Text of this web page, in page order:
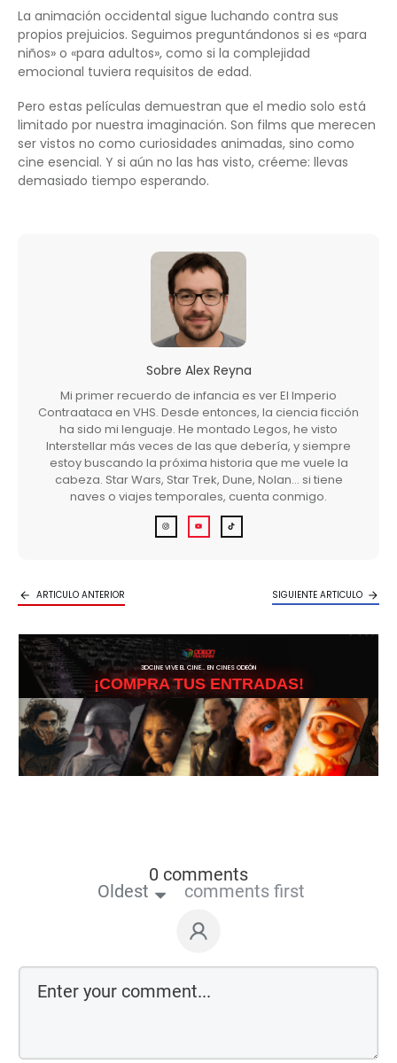
La animación occidental sigue luchando contra sus
propios prejuicios. Seguimos preguntándonos si es «para
niños» o «para adultos», como si la complejidad
emocional tuviera requisitos de edad.
Pero estas películas demuestran que el medio solo está
limitado por nuestra imaginación. Son films que merecen
ser vistos no como curiosidades animadas, sino como
cine esencial. Y si aún no las has visto, créeme: llevas
demasiado tiempo esperando.
Sobre Alex Reyna
Mi primer recuerdo de infancia es ver El Imperio
Contraataca en VHS. Desde entonces, la ciencia ficción
ha sido mi lenguaje. He montado Legos, he visto
Interstellar más veces de las que debería, y siempre
estoy buscando la próxima historia que me vuele la
cabeza. Star Wars, Star Trek, Dune, Nolan… si tiene
naves o viajes temporales, cuenta conmigo.
ARTICULO ANTERIOR SIGUIENTE ARTICULO
3DCINE VIVE EL CINE… EN CINES ODEÓN
¡COMPRA TUS ENTRADAS!
0 comments
Oldest comments first